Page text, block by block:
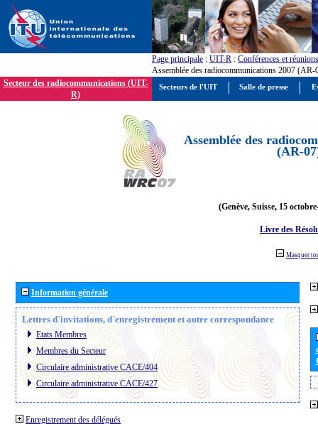
Page principale : UIT-R : Conférences et réunions
Assemblée des radiocommunications 2007 (AR-
Secteur des radiocommunications (UIT-
R)
Assemblée des
(AR-
(Genève, Suisse, 15
Livre des
Masquer
Information générale
Lettres d´invitations, d´enregistrement et autre correspondance
Etats Membres
Membres du Secteur
Circulaire administrative CACE/404
Circulaire administrative CACE/427
Enregistrement des délégués
Secteurs de l'UIT Salle de presse